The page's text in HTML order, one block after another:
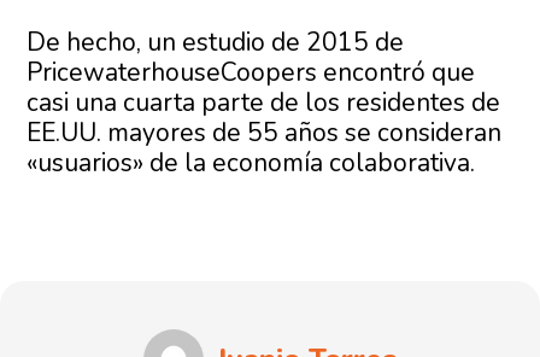
De hecho, un estudio de 2015 de
PricewaterhouseCoopers encontró que
casi una cuarta parte de los residentes de
EE.UU. mayores de 55 años se consideran
«usuarios» de la economía colaborativa.